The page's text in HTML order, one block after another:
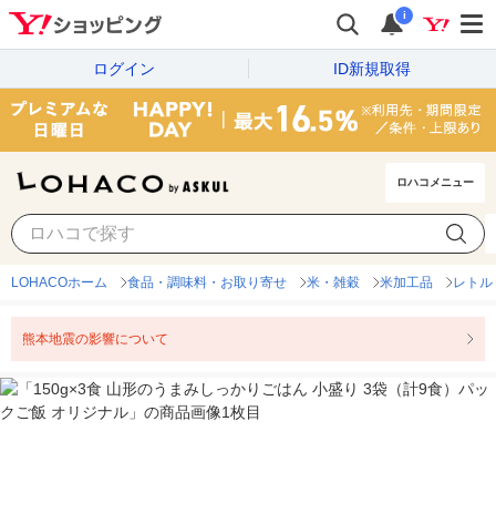
i
ログイン ID新規取得
ロハコメニュー
LOHACOホーム 食品・調味料・お取り寄せ 米・雑穀 米加工品 レト
熊本地震の影響について